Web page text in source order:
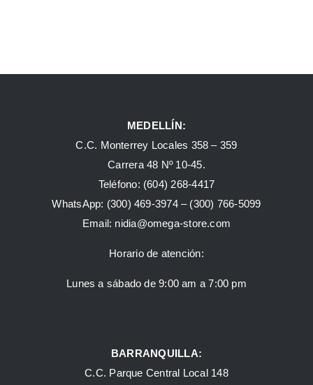
MEDELLÍN:
C.C. Monterrey Locales 358 – 359
Carrera 48 Nº 10-45.
Teléfono: (604) 268-4417
WhatsApp: (300) 469-3974 – (300) 766-5099
Email: nidia@omega-store.com
Horario de atención:
Lunes a sábado de 9:00 am a 7:00 pm
BARRANQUILLA:
C.C. Parque Central Local 148